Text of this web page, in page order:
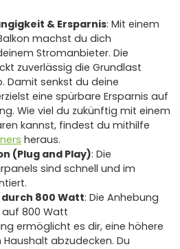
& Ersparnis: Mit einem
machst du dich
Stromanbieter. Die
zuverlässig die Grundlast
Damit senkst du deine
eine spürbare Ersparnis auf
Wie viel du zukünftig mit einem
kannst, findest du mithilfe
heraus.
(Plug and Play): Die
sind schnell und im
800 Watt: Die Anhebung
auf 800 Watt
ermöglicht es dir, eine höhere
abzudecken. Du